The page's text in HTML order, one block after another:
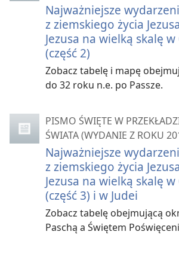
Najważniejsze
z ziemskiego życia
Jezusa na wielką skalę
(część 2)
Zobacz tabelę i mapę
do 32 roku n.e. po Passze.
PISMO ŚWIĘTE W
ŚWIATA (WYDANIE Z ROKU
Najważniejsze
z ziemskiego życia
Jezusa na wielką skalę
(część 3) i w Judei
Zobacz tabelę obejmującą
Paschą a Świętem